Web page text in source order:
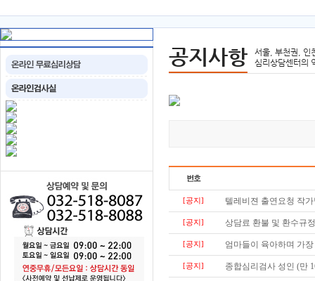
공지사항
서울, 부천권, 인
심리상담센터의
[공지] 텔레비젼 출연요청 작
[공지] 상담료 환불 및 환수규
[공지] 엄마들이 육아하며 가
[공지] 종합심리검사 성인 (만